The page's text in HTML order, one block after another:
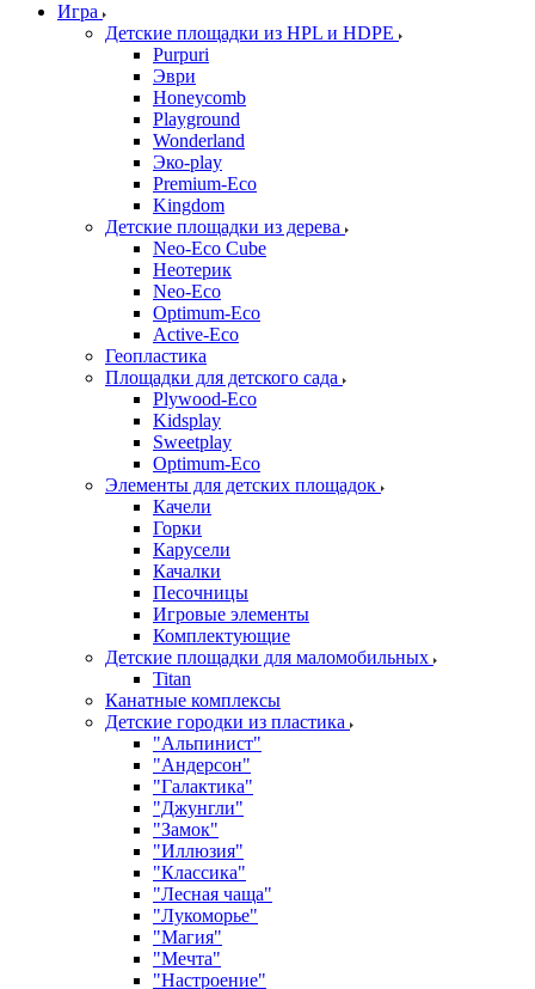
Игра
Детские площадки из HPL и HDPE
Purpuri
Эври
Honeycomb
Playground
Wonderland
Эко-play
Premium-Eco
Kingdom
Детские площадки из дерева
Neo-Eco Cube
Неотерик
Neo-Eco
Оptimum-Еco
Active-Eco
Геопластика
Площадки для детского сада
Plywood-Eco
Kidsplay
Sweetplay
Оptimum-Еco
Элементы для детских площадок
Качели
Горки
Карусели
Качалки
Песочницы
Игровые элементы
Комплектующие
Детские площадки для маломобильных
Titan
Канатные комплексы
Детские городки из пластика
"Альпинист"
"Андерсон"
"Галактика"
"Джунгли"
"Замок"
"Иллюзия"
"Классика"
"Лесная чаща"
"Лукоморье"
"Магия"
"Мечта"
"Настроение"